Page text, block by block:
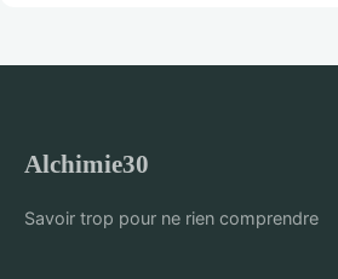
Alchimie30
Savoir trop pour ne rien comprendre